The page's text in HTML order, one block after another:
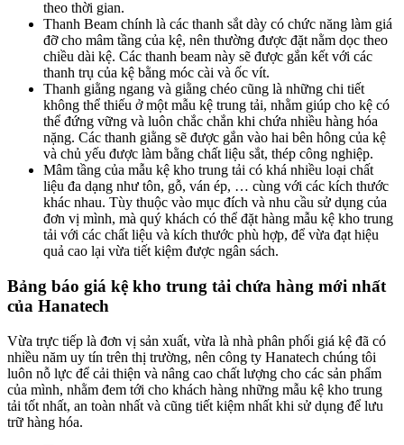
theo thời gian.
Thanh Beam chính là các thanh sắt dày có chức năng làm giá
đỡ cho mâm tầng của kệ, nên thường được đặt nằm dọc theo
chiều dài kệ. Các thanh beam này sẽ được gắn kết với các
thanh trụ của kệ bằng móc cài và ốc vít.
Thanh giằng ngang và giằng chéo cũng là những chi tiết
không thể thiếu ở một mẫu kệ trung tải, nhằm giúp cho kệ có
thể đứng vững và luôn chắc chắn khi chứa nhiều hàng hóa
nặng. Các thanh giằng sẽ được gắn vào hai bên hông của kệ
và chủ yếu được làm bằng chất liệu sắt, thép công nghiệp.
Mâm tầng của mẫu kệ kho trung tải có khá nhiều loại chất
liệu đa dạng như tôn, gỗ, ván ép, … cùng với các kích thước
khác nhau. Tùy thuộc vào mục đích và nhu cầu sử dụng của
đơn vị mình, mà quý khách có thể đặt hàng mẫu kệ kho trung
tải với các chất liệu và kích thước phù hợp, để vừa đạt hiệu
quả cao lại vừa tiết kiệm được ngân sách.
Bảng báo giá kệ kho trung tải chứa hàng mới nhất
của Hanatech
Vừa trực tiếp là đơn vị sản xuất, vừa là nhà phân phối giá kệ đã có
nhiều năm uy tín trên thị trường, nên công ty Hanatech chúng tôi
luôn nỗ lực để cải thiện và nâng cao chất lượng cho các sản phẩm
của mình, nhằm đem tới cho khách hàng những mẫu kệ kho trung
tải tốt nhất, an toàn nhất và cũng tiết kiệm nhất khi sử dụng để lưu
trữ hàng hóa.